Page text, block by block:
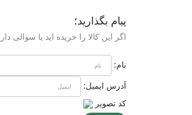
پیام بگذارید؛
اگر این کالا را خریده اید یا سوالی
نام:
آدرس ایمیل:
کد تصویر